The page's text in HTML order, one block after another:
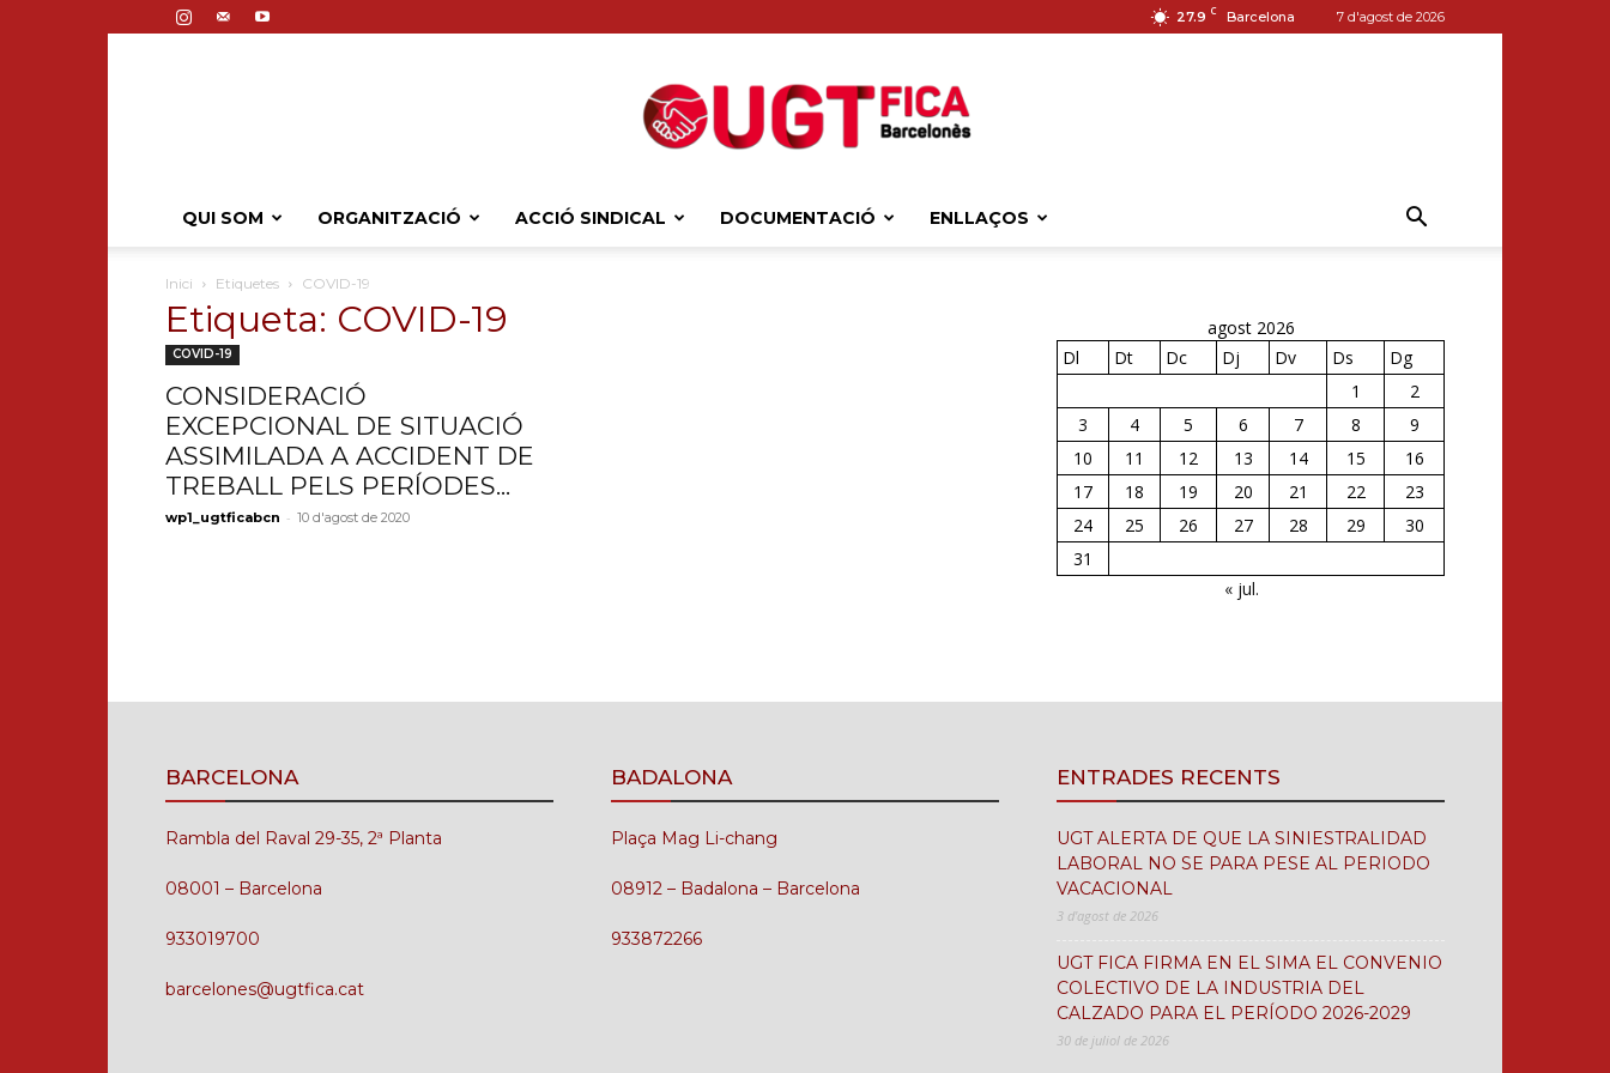
27.9 C Barcelona 7 d'agost de 2026
FICA
QUI SOM ORGANITZACIÓ ACCIÓ SINDICAL DOCUMENTACIÓ ENLLAÇOS
Inici Etiquetes COVID-19
Etiqueta: COVID-19
COVID-19
CONSIDERACIÓ
EXCEPCIONAL DE SITUACIÓ
ASSIMILADA A ACCIDENT DE
TREBALL PELS PERÍODES...
wp1_ugtficabcn - 10 d'agost de 2020
agost 2026
Dl
Dt Dc Dj Dv Ds
Dg
1
2
3
4 5 6 7 8
9
10
11 12 13 14 15
16
17
18 19 20 21 22
23
24
25 26 27 28 29
30
31
« jul.
BARCELONA
Rambla del Raval 29-35, 2ª Planta
08001 – Barcelona
933019700
barcelones@ugtfica.cat
BADALONA
Plaça Mag Li-chang
08912 – Badalona – Barcelona
933872266
ENTRADES RECENTS
UGT ALERTA DE QUE LA SINIESTRALIDAD
LABORAL NO SE PARA PESE AL PERIODO
VACACIONAL
3 d'agost de 2026
UGT FICA FIRMA EN EL SIMA EL CONVENIO
COLECTIVO DE LA INDUSTRIA DEL
CALZADO PARA EL PERÍODO 2026-2029
30 de juliol de 2026